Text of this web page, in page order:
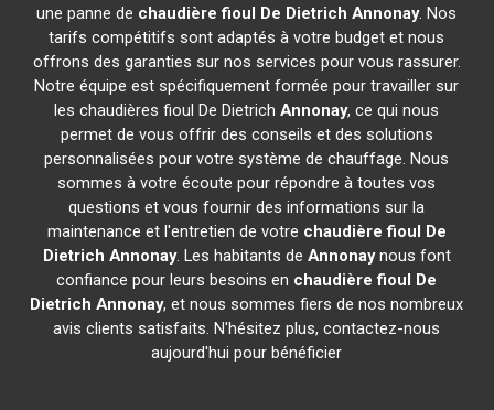
une panne de chaudière fioul De Dietrich Annonay. Nos
tarifs compétitifs sont adaptés à votre budget et nous
offrons des garanties sur nos services pour vous rassurer.
Notre équipe est spécifiquement formée pour travailler sur
les chaudières fioul De DietrichAnnonay, ce qui nous
permet de vous offrir des conseils et des solutions
personnalisées pour votre système de chauffage. Nous
sommes à votre écoute pour répondre à toutes vos
questions et vous fournir des informations sur la
maintenance et l'entretien de votre chaudière fioul De
Dietrich Annonay. Les habitants de Annonaynous font
confiance pour leurs besoins en chaudière fioul De
Dietrich Annonay, et nous sommes fiers de nos nombreux
avis clients satisfaits. N'hésitez plus, contactez-nous
aujourd'hui pour bénéficier